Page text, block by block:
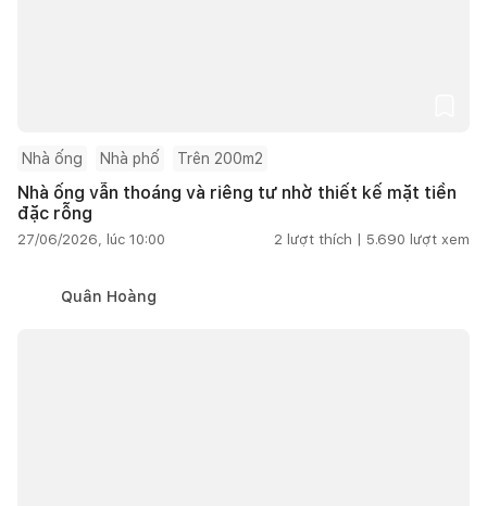
Nhà ống Nhà phố Trên 200m2
Nhà ống vẫn thoáng và riêng tư nhờ thiết kế mặt tiền
đặc rỗng
27/06/2026, lúc 10:00 2 lượt thích | 5.690 lượt xem
Quân Hoàng